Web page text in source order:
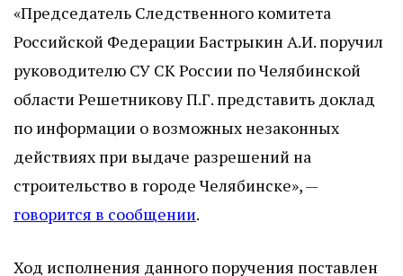
«Председатель Следственного комитета
Российской Федерации Бастрыкин А.И. поручил
руководителю СУ СК России по Челябинской
области Решетникову П.Г. представить доклад
по информации о возможных незаконных
действиях при выдаче разрешений на
строительство в городе Челябинске», —
говорится в сообщении.
Ход исполнения данного поручения поставлен